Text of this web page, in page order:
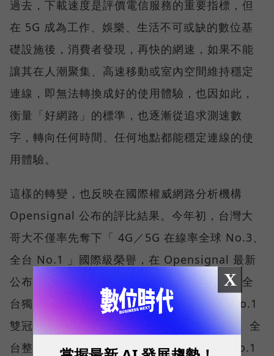
過去，下載速度是評價電信服務的重要指標，但
在 5G 成為工作、娛樂、生活不可或缺的數位基
礎設施後，消費者發現，再快的網速，如果不能
讓其在人潮聚集、高速移動或室內空間維持穩定
連線，即無法轉換成好的使用體驗，也因如此，
衡量「好網路」的標準，也逐漸從追求測速數
字，轉向任何時間、任何地點都能穩定連線的使
用體驗。
這樣的轉變，也反映在國際權威網路分析機構
Opensignal 公布的評比結果。今年初，台灣大
哥大不僅率先奪下「 4G／5G 在線率全球 No.3、
全台 No.1 」國際級榮譽，在 Opensignal 最新
公布的台灣行動網路體驗報告中，更一舉斬獲全
台獨有的「可靠性體驗」與「品質一致性」No.1
雙冠王，同時，包辦全台整體影音體驗 No.1、全
台整體語音體驗 No.1、全台 5G 語音體驗 No.1
X